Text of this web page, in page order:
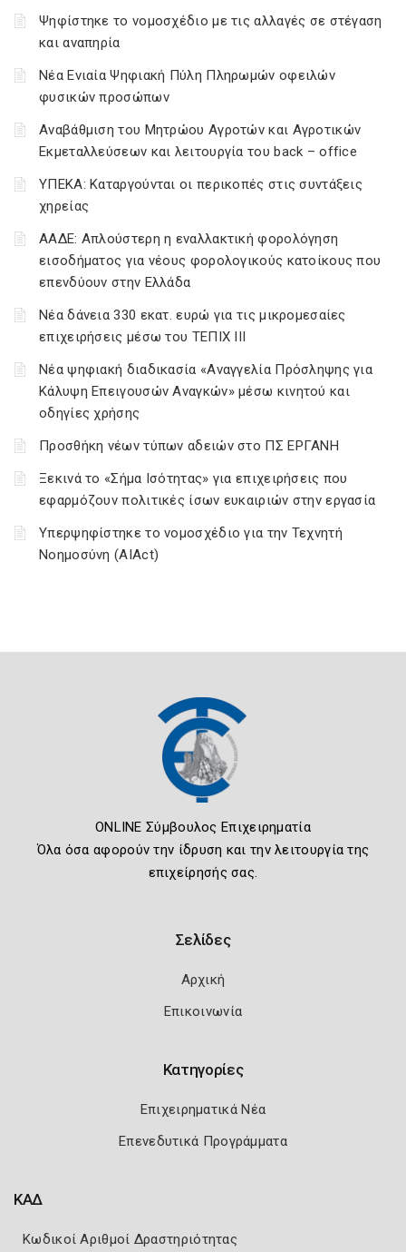
Ψηφίστηκε το νομοσχέδιο με τις αλλαγές σε στέγαση
και αναπηρία
Νέα Ενιαία Ψηφιακή Πύλη Πληρωμών οφειλών
φυσικών προσώπων
Αναβάθμιση του Μητρώου Αγροτών και Αγροτικών
Εκμεταλλεύσεων και λειτουργία του back – office
ΥΠΕΚΑ: Καταργούνται οι περικοπές στις συντάξεις
χηρείας
ΑΑΔΕ: Απλούστερη η εναλλακτική φορολόγηση
εισοδήματος για νέους φορολογικούς κατοίκους που
επενδύουν στην Ελλάδα
Νέα δάνεια 330 εκατ. ευρώ για τις μικρομεσαίες
επιχειρήσεις μέσω του ΤΕΠΙΧ ΙΙΙ
Νέα ψηφιακή διαδικασία «Αναγγελία Πρόσληψης για
Κάλυψη Επειγουσών Αναγκών» μέσω κινητού και
οδηγίες χρήσης
Προσθήκη νέων τύπων αδειών στο ΠΣ ΕΡΓΑΝΗ
Ξεκινά το «Σήμα Ισότητας» για επιχειρήσεις που
εφαρμόζουν πολιτικές ίσων ευκαιριών στην εργασία
Υπερψηφίστηκε το νομοσχέδιο για την Τεχνητή
Νοημοσύνη (AIAct)
ONLINE Σύμβουλος Επιχειρηματία
Όλα όσα αφορούν την ίδρυση και την λειτουργία της
επιχείρησής σας.
Σελίδες
Αρχική
Επικοινωνία
Κατηγορίες
Επιχειρηματικά Νέα
Επενεδυτικά Προγράμματα
ΚΑΔ
Κωδικοί Αριθμοί Δραστηριότητας